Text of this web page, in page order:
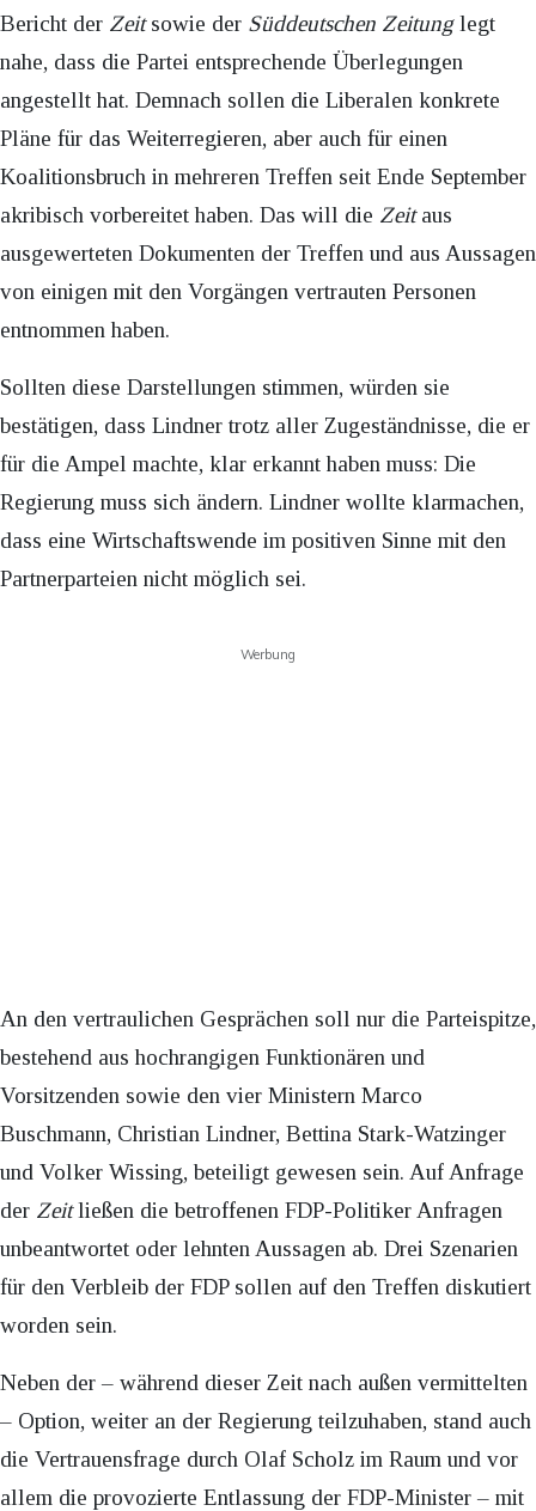
Bericht der Zeitsowie der Süddeutschen Zeitunglegt
nahe, dass die Partei entsprechende Überlegungen
angestellt hat. Demnach sollen die Liberalen konkrete
Pläne für das Weiterregieren, aber auch für einen
Koalitionsbruch in mehreren Treffen seit Ende September
akribisch vorbereitet haben. Das will die Zeitaus
ausgewerteten Dokumenten der Treffen und aus Aussagen
von einigen mit den Vorgängen vertrauten Personen
entnommen haben.
Sollten diese Darstellungen stimmen, würden sie
bestätigen, dass Lindner trotz aller Zugeständnisse, die er
für die Ampel machte, klar erkannt haben muss: Die
Regierung muss sich ändern. Lindner wollte klarmachen,
dass eine Wirtschaftswende im positiven Sinne mit den
Partnerparteien nicht möglich sei.
Werbung
An den vertraulichen Gesprächen soll nur die Parteispitze,
bestehend aus hochrangigen Funktionären und
Vorsitzenden sowie den vier Ministern Marco
Buschmann, Christian Lindner, Bettina Stark-Watzinger
und Volker Wissing, beteiligt gewesen sein. Auf Anfrage
der Zeitließen die betroffenen FDP-Politiker Anfragen
unbeantwortet oder lehnten Aussagen ab. Drei Szenarien
für den Verbleib der FDP sollen auf den Treffen diskutiert
worden sein.
Neben der – während dieser Zeit nach außen vermittelten
– Option, weiter an der Regierung teilzuhaben, stand auch
die Vertrauensfrage durch Olaf Scholz im Raum und vor
allem die provozierte Entlassung der FDP-Minister – mit